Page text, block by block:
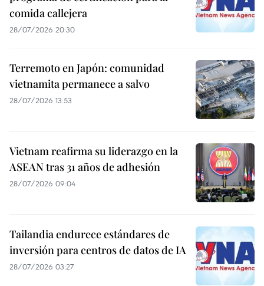
comida callejera
28/07/2026 20:30
Terremoto en Japón: comunidad
vietnamita permanece a salvo
28/07/2026 13:53
Vietnam reafirma su liderazgo en la
ASEAN tras 31 años de adhesión
28/07/2026 09:04
Tailandia endurece estándares de
inversión para centros de datos de IA
28/07/2026 03:27